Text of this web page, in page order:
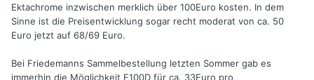
Ektachrome inzwischen merklich über 100Euro kosten. In dem
Sinne ist die Preisentwicklung sogar recht moderat von ca. 50
Euro jetzt auf 68/69 Euro.
Bei Friedemanns Sammelbestellung letzten Sommer gab es
immerhin die Möglichkeit E100D für ca. 33Euro pro